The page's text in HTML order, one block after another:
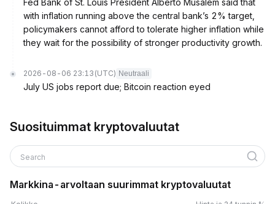
Fed Bank of St. Louis President Alberto Musalem said that
with inflation running above the central bank’s 2% target,
policymakers cannot afford to tolerate higher inflation while
they wait for the possibility of stronger productivity growth.
2026-08-06 23:13 (UTC) Neutraali
July US jobs report due; Bitcoin reaction eyed
Suosituimmat kryptovaluutat
Search
Markkina-arvoltaan suurimmat kryptovaluutat